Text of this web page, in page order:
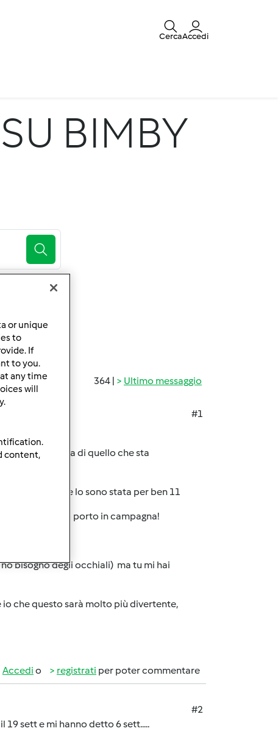
CercaAccedi
BIMBY
364 | Ultimo messaggio
#1
la stessa cosa di quello che sta
con il mio e lo sono stata per ben 11
aggiustare e lo porto in campagna!
bisogno degli occhiali) ma tu mi hai
che questo sarà molto più divertente,
Accedi o registrati per poter commentare
#2
sett e mi hanno detto 6 sett.....
or unique
to
If
to you.
any time
will
content,